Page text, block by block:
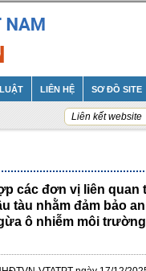
LIÊN HỆ SƠ ĐỒ SITE
Liên kết website
các đơn vị liên quan
tàu nhằm đảm bảo
ô nhiễm môi